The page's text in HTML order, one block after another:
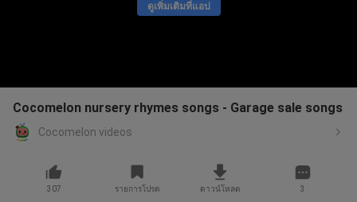
ดูเพิ่มเติมที่แอป
Cocomelon nursery rhymes songs - Garage sale songs
Cocomelon videos
307 รายการโปรด ดาวน์โหลด 3